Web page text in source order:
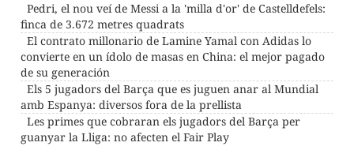
Pedri, el nou veí de Messi a la 'milla d'or' de Castelldefels:
finca de 3.672 metres quadrats
El contrato millonario de Lamine Yamal con Adidas lo
convierte en un ídolo de masas en China: el mejor pagado
de su generación
Els 5 jugadors del Barça que es juguen anar al Mundial
amb Espanya: diversos fora de la prellista
Les primes que cobraran els jugadors del Barça per
guanyar la Lliga: no afecten el Fair Play